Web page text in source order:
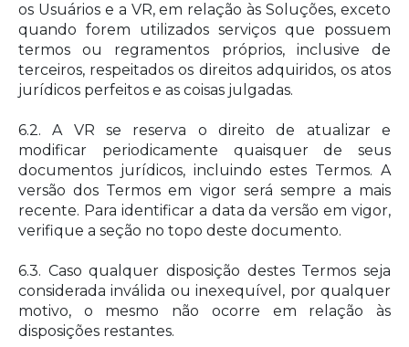
os Usuários e a VR, em relação às Soluções, exceto
quando forem utilizados serviços que possuem
termos ou regramentos próprios, inclusive de
terceiros, respeitados os direitos adquiridos, os atos
jurídicos perfeitos e as coisas julgadas.
6.2. A VR se reserva o direito de atualizar e
modificar periodicamente quaisquer de seus
documentos jurídicos, incluindo estes Termos. A
versão dos Termos em vigor será sempre a mais
recente. Para identificar a data da versão em vigor,
verifique a seção no topo deste documento.
6.3. Caso qualquer disposição destes Termos seja
considerada inválida ou inexequível, por qualquer
motivo, o mesmo não ocorre em relação às
disposições restantes.